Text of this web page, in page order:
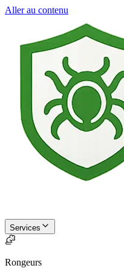
Aller au contenu
Services
Rongeurs